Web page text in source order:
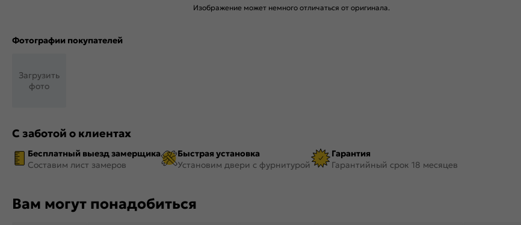
Изображение может немного отличаться от оригинала.
Фотографии покупателей
Загрузить
фото
С заботой о клиентах
Бесплатный выезд замерщика
Составим лист замеров
Быстрая установка
Установим двери с фурнитурой
Гарантия
Гарантийный срок 18 месяцев
Вам могут понадобиться